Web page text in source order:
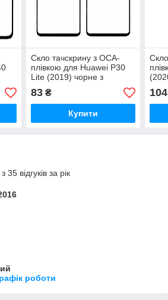
Скло тачскрину з OCA-
плівкою для Huawei P30
Lite (2019) чорне з
олеофобним покриттям,
загартоване
83₴
Купити
104
відгуків за рік
роботи